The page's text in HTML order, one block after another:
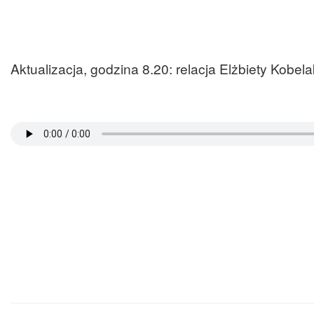
Aktualizacja, godzina 8.20: relacja Elżbiety